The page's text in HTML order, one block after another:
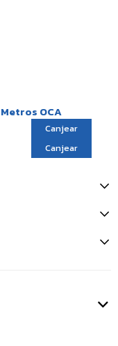
OCA
Canjear
Canjear